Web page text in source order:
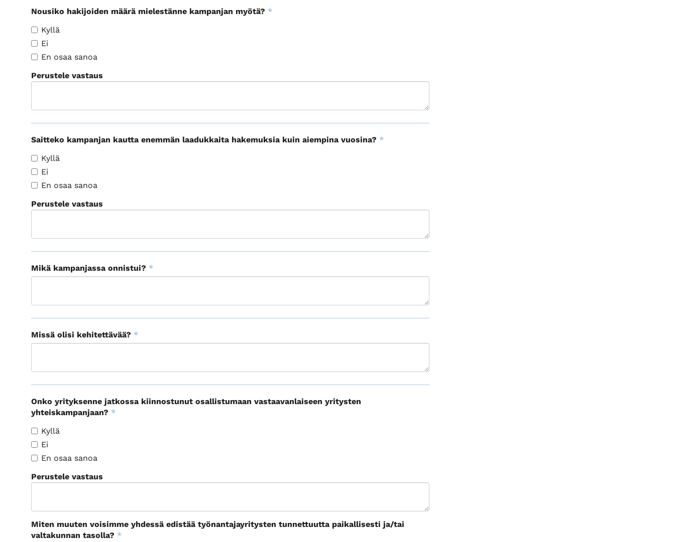
Nousiko hakijoiden määrä mielestänne kampanjan myötä? *
Kyllä
Ei
En osaa sanoa
Perustele vastaus
Saitteko kampanjan kautta enemmän laadukkaita hakemuksia kuin aiempina vuosina? *
Kyllä
Ei
En osaa sanoa
Perustele vastaus
Mikä kampanjassa onnistui? *
Missä olisi kehitettävää? *
Onko yrityksenne jatkossa kiinnostunut osallistumaan vastaavanlaiseen yritysten
yhteiskampanjaan? *
Kyllä
Ei
En osaa sanoa
Perustele vastaus
Miten muuten voisimme yhdessä edistää työnantajayritysten tunnettuutta paikallisesti ja/tai
valtakunnan tasolla? *